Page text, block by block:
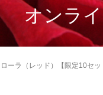
オンラ
ーラ（レッド）【限定10セ